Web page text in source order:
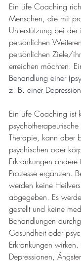
Ein Life Coaching
Menschen, die mit
Unterstützung bei
persönlichen
persönlichen Ziele/
erreichen möchten.
Behandlung einer
z. B. einer
Ein Life Coaching ist
Therapie, kann aber
psychischen oder
Erkrankungen andere
Prozesse ergänzen.
werden keine
abgegeben. Es
gestellt und keine
Behandlungen
Gesundheit oder
Erkrankungen
Depressionen,